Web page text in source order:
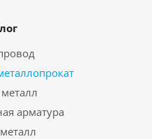
арматура